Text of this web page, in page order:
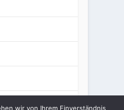
wir von Ihrem Einverständnis